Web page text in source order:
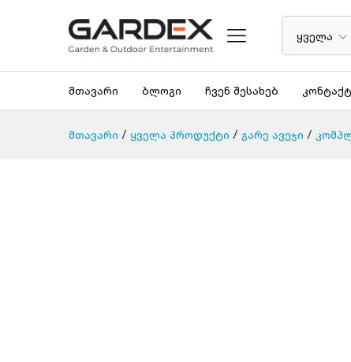
ყველა
მთავარი ბლოგი ჩვენ შესახებ
მთავარი / ყველა პროდუქტი / გარე ავეჯი /